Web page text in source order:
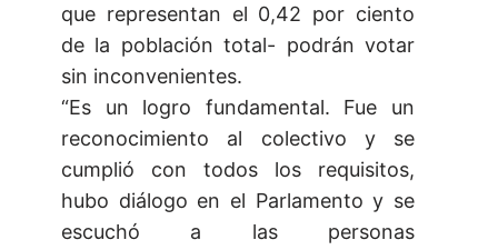
que representan el 0,42 por ciento
de la población total- podrán votar
sin inconvenientes.
“Es un logro fundamental. Fue un
reconocimiento al colectivo y se
cumplió con todos los requisitos,
hubo diálogo en el Parlamento y se
escuchó a las personas